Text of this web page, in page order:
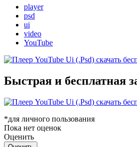
player
psd
ui
video
YouTube
Быстрая и бесплатная
*для личного пользования
Пока нет оценок
Оценить